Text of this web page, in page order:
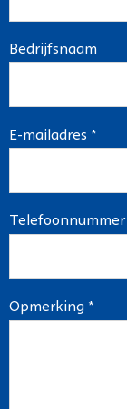
Bedrijfsnaam
E-mailadres *
Telefoonnummer
Opmerking *